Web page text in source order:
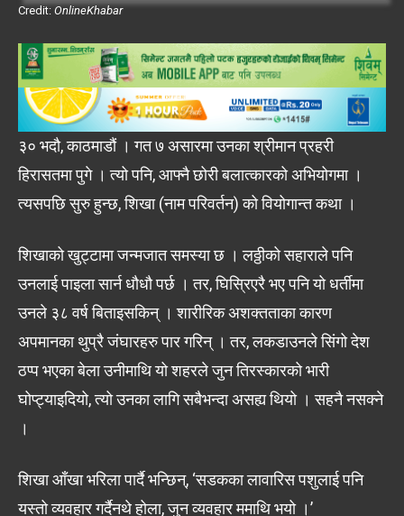
Credit: OnlineKhabar
३० भदौ, काठमाडौं । गत ७ असारमा उनका श्रीमान प्रहरी
हिरासतमा पुगे । त्यो पनि, आफ्नै छोरी बलात्कारको अभियोगमा ।
त्यसपछि सुरु हुन्छ, शिखा (नाम परिवर्तन) को वियोगान्त कथा ।
शिखाको खुट्टामा जन्मजात समस्या छ । लठ्ठीको सहाराले पनि
उनलाई पाइला सार्न धौधौ पर्छ । तर, घिस्रिएरै भए पनि यो धर्तीमा
उनले ३८ वर्ष बिताइसकिन् । शारीरिक अशक्तताका कारण
अपमानका थुप्रै जंघारहरु पार गरिन् । तर, लकडाउनले सिंगो देश
ठप्प भएका बेला उनीमाथि यो शहरले जुन तिरस्कारको भारी
घोप्ट्याइदियो, त्यो उनका लागि सबैभन्दा असह्य थियो । सहनै नसक्ने
।
शिखा आँखा भरिला पार्दै भन्छिन्, ‘सडकका लावारिस पशुलाई पनि
यस्तो व्यवहार गर्दैनथे होला, जुन व्यवहार ममाथि भयो ।’